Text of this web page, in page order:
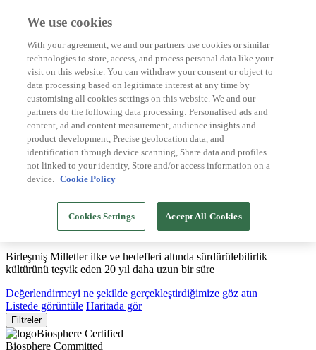
Biosphere Şirketlerini
Değerlendirmeyi nasıl yapıyoruz
Biz kimiz
TR
English
Español
Português
Français
Català
Deutsch
Sürdürülebilir modeller oluşturuyor ve iyi
uygulamaları tasdikliyoruz
Birleşmiş Milletler ilke ve hedefleri altında sürdürülebilirlik
kültürünü teşvik eden 20 yıl daha uzun bir süre
Değerlendirmeyi ne şekilde gerçekleştirdiğimize göz atın
Listede görüntüle Haritada gör
Filtreler
Biosphere Certified
Biosphere Committed
We use cookies
With your agreement, we and our partners use cookies or similar
technologies to store, access, and process personal data like your
visit on this website. You can withdraw your consent or object to
data processing based on legitimate interest at any time by
customising all cookies settings on this website. We and our
partners do the following data processing: Personalised ads and
content, ad and content measurement, audience insights and
product development, Precise geolocation data, and
identification through device scanning, Share data and profiles
not linked to your identity, Store and/or access information on a
device. Cookie Policy
Cookies Settings Accept All Cookies